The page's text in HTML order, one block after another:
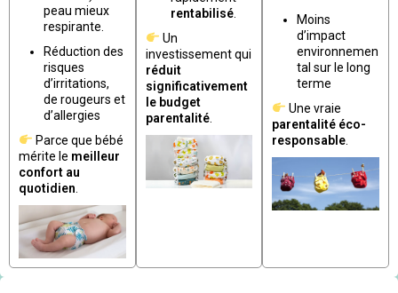
peau mieux
respirante.
Réduction des
risques
d’irritations,
de rougeurs et
d’allergies
Parce que bébé
mérite le meilleur
confort au
quotidien
rentabilisé.
Un
investissement qui
réduit
significativement
le budget
parentalité.
Moins
d’impact
environnemen
tal sur le long
terme
Une vraie
parentalité éco-
responsable